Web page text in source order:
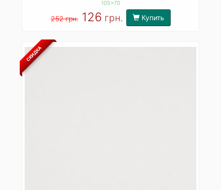
105x70
252 грн. 126 грн. Купить
СКИДКА